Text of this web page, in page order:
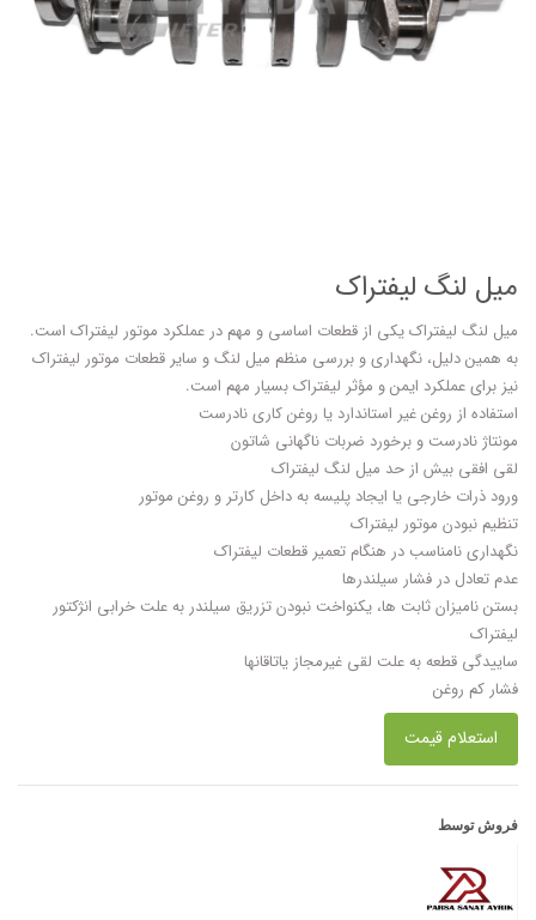
میل لنگ لیفتراک
میل لنگ لیفتراک یکی از قطعات اساسی و مهم در عملکرد موتور لیفتراک است.
به همین دلیل، نگهداری و بررسی منظم میل لنگ و سایر قطعات موتور لیفتراک
نیز برای عملکرد ایمن و مؤثر لیفتراک بسیار مهم است.
استفاده از روغن غیر استاندارد یا روغن کاری نادرست
مونتاژ نادرست و برخورد ضربات ناگهانی شاتون
لقی افقی بیش از حد میل لنگ لیفتراک
ورود ذرات خارجی یا ایجاد پلیسه به داخل کارتر و روغن موتور
تنظیم نبودن موتور لیفتراک
نگهداری نامناسب در هنگام تعمیر قطعات لیفتراک
عدم تعادل در فشار سیلندرها
بستن نامیزان ثابت ها، یکنواخت نبودن تزریق سیلندر به علت خرابی انژکتور
لیفتراک
ساییدگی قطعه به علت لقی غیرمجاز یاتاقانها
فشار کم روغن
استعلام قیمت
فروش توسط